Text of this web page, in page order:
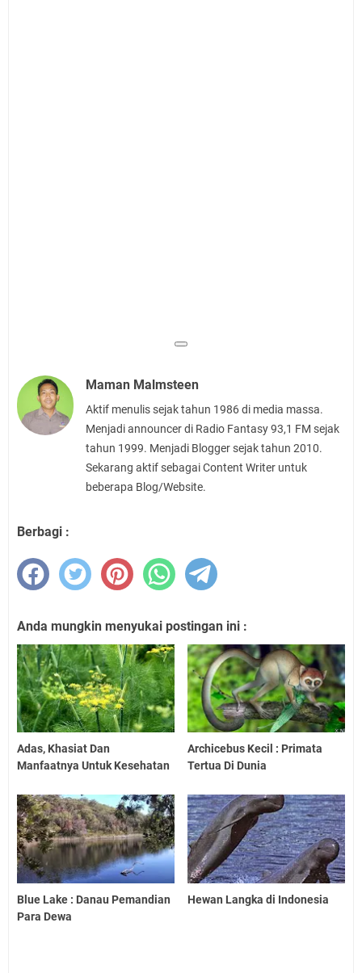
Maman Malmsteen
Aktif menulis sejak tahun 1986 di media massa.
Menjadi announcer di Radio Fantasy 93,1 FM sejak
tahun 1999. Menjadi Blogger sejak tahun 2010.
Sekarang aktif sebagai Content Writer untuk
beberapa Blog/Website.
Berbagi :
Anda mungkin menyukai postingan ini :
Adas, Khasiat Dan
Manfaatnya Untuk Kesehatan
Archicebus Kecil : Primata
Tertua Di Dunia
Blue Lake : Danau Pemandian
Para Dewa
Hewan Langka di Indonesia